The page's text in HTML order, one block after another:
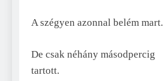
A szégyen azonnal belém mart.
De csak néhány másodpercig
tartott.